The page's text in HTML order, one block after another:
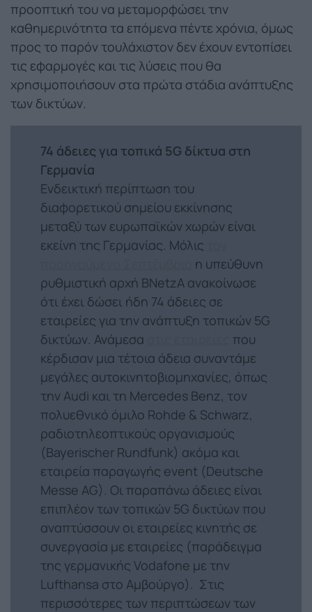
προοπτική του να μεταμορφώσει την
καθημερινότητα τα επόμενα πέντε χρόνια, όμως
προς το παρόν τουλάχιστον δεν έχουν εντοπίσει
τις εφαρμογές και τις λύσεις που θα
χρησιμοποιήσουν στα πρώτα στάδια ανάπτυξης
των δικτύων.
74 άδειες για τοπικά 5G δίκτυα στη
Γερμανία
Ενδεικτική περίπτωση του
διαφορετικού σημείου εκκίνησης
μεταξύ των ευρωπαϊκών χωρών είναι
εκείνη της Γερμανίας. Μόλις
η υπεύθυνη
ρυθμιστική αρχή BNetzA ανακοίνωσε
ότι έχει δώσει ήδη 74 άδειες σε
εταιρείες για την ανάπτυξη τοπικών 5G
δικτύων. Ανάμεσα
που
κέρδισαν μια τέτοια άδεια συναντάμε
μεγάλες αυτοκινητοβιομηχανίες, όπως
την Audi και τη Mercedes Benz, τον
πολυεθνικό όμιλο Rohde & Schwarz,
ραδιοτηλεοπτικούς οργανισμούς
(Bayerischer Rundfunk) ακόμα και
εταιρεία παραγωγής event (Deutsche
Messe AG). Οι παραπάνω άδειες είναι
επιπλέον των τοπικών 5G δικτύων που
αναπτύσσουν οι εταιρείες κινητής σε
συνεργασία με εταιρείες (παράδειγμα
της γερμανικής Vodafone με την
Lufthansa στο Αμβούργο). Στις
περισσότερες των περιπτώσεων των